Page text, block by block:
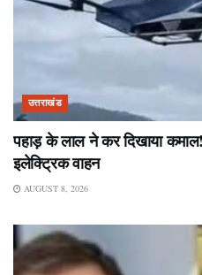
उत्तराखंड
पहाड़ के लाल ने कर दिखाया कमाल!
इलेक्ट्रिक वाहन
AUGUST 8, 2026